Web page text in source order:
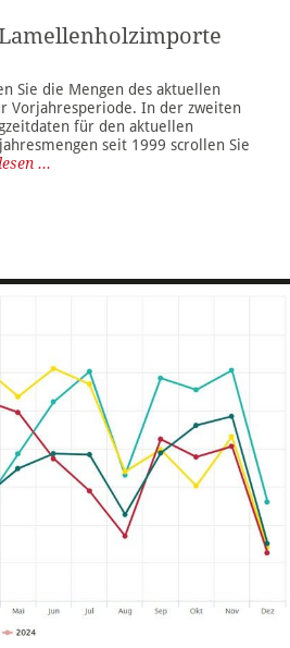
Sie die Mengen des aktuellen
Vorjahresperiode. In der zweiten
für den aktuellen
seit 1999 scrollen Sie
...